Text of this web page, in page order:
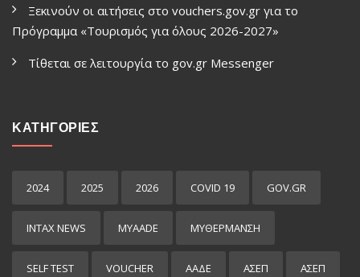
Ξεκινούν οι αιτήσεις στο vouchers.gov.gr για το
Πρόγραμμα «Τουρισμός για όλους 2026-2027»
Τίθεται σε λειτουργία το gov.gr Μessenger
ΚΑΤΗΓΟΡΙΕΣ
2024 2025 2026 COVID 19 GOV.GR
INTAX NEWS MYAADE MYΘΈΡΜΑΝΣΗ
SELF TEST VOUCHER ΑΑΔΕ ΑΣΕΠ ΑΣΕΠ